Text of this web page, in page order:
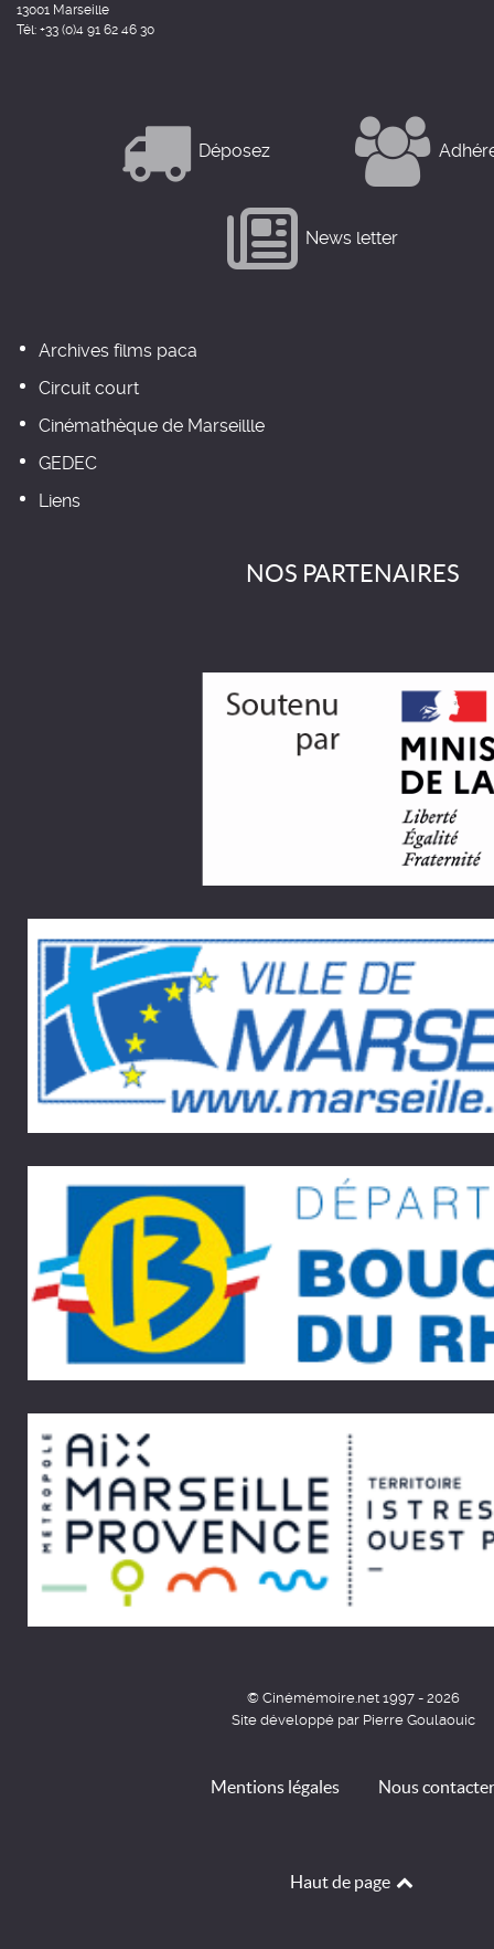
13001 Marseille
Tél: +33 (0)4 91 62 46 30
Déposez
News letter
Archives films paca
Circuit court
Cinémathèque de Marseillle
GEDEC
Liens
NOS PARTENAIRES
© Cinémémoire.net 1997 - 2026
Site développé par Pierre Goulaouic
Mentions légales Nous contacter
Haut de page